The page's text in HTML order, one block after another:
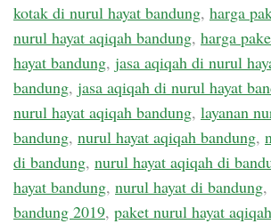
kotak di nurul hayat bandung, harga
nurul hayat aqiqah bandung, harga
hayat bandung, jasa aqiqah di nurul
bandung, jasa aqiqah di nurul hayat
nurul hayat aqiqah bandung, layanan
bandung, nurul hayat aqiqah bandung,
di bandung, nurul hayat aqiqah di
hayat bandung, nurul hayat di bandung,
bandung 2019, paket nurul hayat